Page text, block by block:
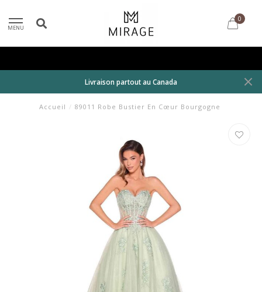
MENU
0
Livraison partout au Canada
Accueil / 89011 Robe Bustier En Cœur Bourgogne